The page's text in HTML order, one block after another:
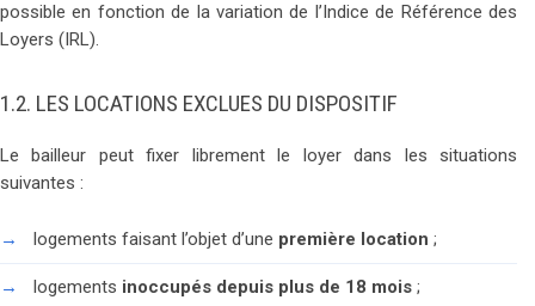
possible en fonction de la variation de l’Indice de Référence des
Loyers (IRL).
1.2. LES LOCATIONS EXCLUES DU DISPOSITIF
Le bailleur peut fixer librement le loyer dans les situations
suivantes :
logements faisant l’objet d’une première location ;
logements inoccupés depuis plus de 18 mois ;